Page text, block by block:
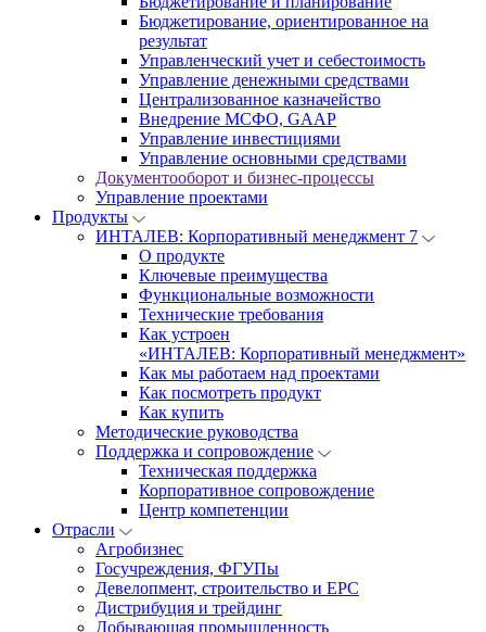
Бюджетирование, ориентированное на
результат
Управленческий учет и себестоимость
Управление денежными средствами
Централизованное казначейство
Внедрение МСФО, GAAP
Управление инвестициями
Управление основными средствами
Документооборот и бизнес-процессы
Управление проектами
Продукты
ИНТАЛЕВ: Корпоративный менеджмент 7
О продукте
Ключевые преимущества
Функциональные возможности
Технические требования
Как устроен
«ИНТАЛЕВ: Корпоративный менеджмент»
Как мы работаем над проектами
Как посмотреть продукт
Как купить
Методические руководства
Поддержка и сопровождение
Техническая поддержка
Корпоративное сопровождение
Центр компетенции
Отрасли
Агробизнес
Госучреждения, ФГУПы
Девелопмент, строительство и EPC
Дистрибуция и трейдинг
Добывающая промышленность